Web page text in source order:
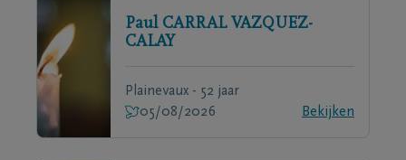
Paul CARRAL VAZQUEZ-
CALAY
Plainevaux - 52 jaar
05/08/2026
Bekijken